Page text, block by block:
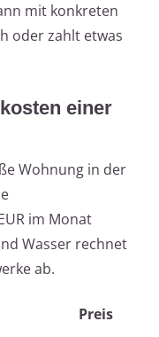
mit konkreten
oder zahlt etwas
einer
Wohnung in der
im Monat
Wasser rechnet
ab.
Preis